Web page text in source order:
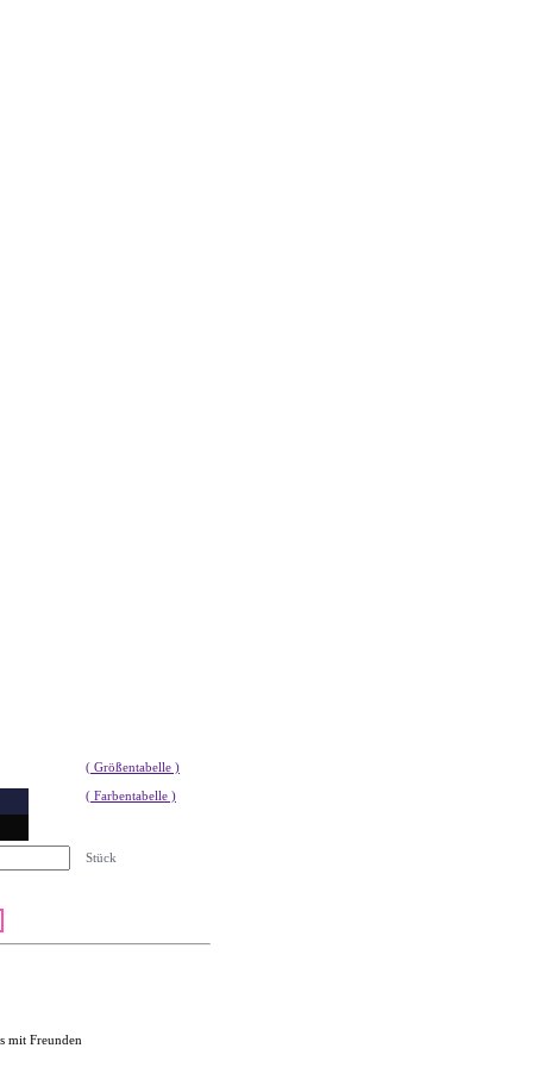
( Größentabelle )
( Farbentabelle )
Stück
mit Freunden